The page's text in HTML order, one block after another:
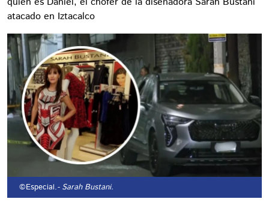
atacado en Iztacalco
©Especial.- Sarah Bustani.